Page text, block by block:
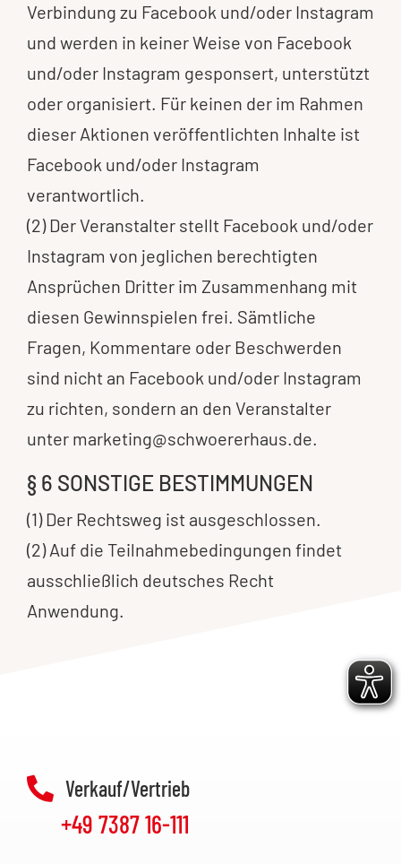
Verbindung zu Facebook und/oder Instagram
und werden in keiner Weise von Facebook
und/oder Instagram gesponsert, unterstützt
oder organisiert. Für keinen der im Rahmen
dieser Aktionen veröffentlichten Inhalte ist
Facebook und/oder Instagram
verantwortlich.
(2) Der Veranstalter stellt Facebook und/oder
Instagram von jeglichen berechtigten
Ansprüchen Dritter im Zusammenhang mit
diesen Gewinnspielen frei. Sämtliche
Fragen, Kommentare oder Beschwerden
sind nicht an Facebook und/oder Instagram
zu richten, sondern an den Veranstalter
unter marketing@schwoererhaus.de.
§ 6 SONSTIGE BESTIMMUNGEN
(1) Der Rechtsweg ist ausgeschlossen.
(2) Auf die Teilnahmebedingungen findet
ausschließlich deutsches Recht
Anwendung.
Verkauf/Vertrieb
+49 7387 16-111